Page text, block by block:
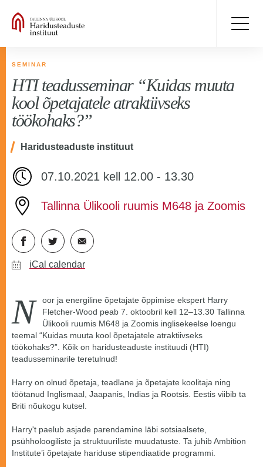
SEMINAR
HTI teadusseminar “Kuidas muuta
kool õpetajatele atraktiivseks
töökohaks?”
Haridusteaduste instituut
07.10.2021 kell 12.00 - 13.30
Tallinna Ülikooli ruumis M648 ja Zoomis
iCal calendar
N
oor ja energiline õpetajate õppimise ekspert Harry
Fletcher-Wood peab 7. oktoobril kell 12–13.30 Tallinna
Ülikooli ruumis M648 ja Zoomis inglisekeelse loengu
teemal “Kuidas muuta kool õpetajatele atraktiivseks
töökohaks?”. Kõik on haridusteaduste instituudi (HTI)
teadusseminarile teretulnud!
Harry on olnud õpetaja, teadlane ja õpetajate koolitaja ning
töötanud Inglismaal, Jaapanis, Indias ja Rootsis. Eestis viibib ta
Briti nõukogu kutsel.
Harry't paelub asjade parendamine läbi sotsiaalsete,
psühholoogiliste ja struktuuriliste muudatuste. Ta juhib Ambition
Institute’i õpetajate hariduse stipendiaatide programmi.